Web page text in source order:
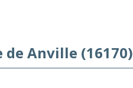
Anville (16170)